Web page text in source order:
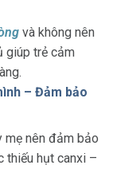
và không nên
giúp trẻ cảm
– Đảm bảo
mẹ nên đảm bảo
thiếu hụt canxi –